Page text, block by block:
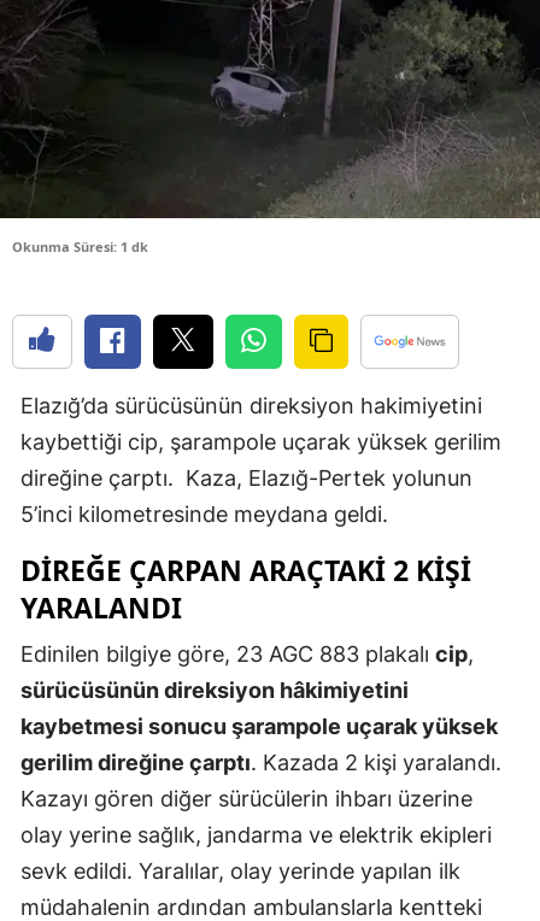
Çanakkale
Çankırı
Çorum
Denizli
Elazığ
Erzurum
Eskişehir
Giresun
Hatay
Isparta
Mersin
İstanbul
Okunma Süresi: 1 dk
Elazığ’da sürücüsünün direksiyon hakimiyetini
kaybettiği cip, şarampole uçarak yüksek gerilim
direğine çarptı. Kaza, Elazığ-Pertek yolunun
5’inci kilometresinde meydana geldi.
DİREĞE ÇARPAN ARAÇTAKİ 2 KİŞİ
YARALANDI
Edinilen bilgiye göre, 23 AGC 883 plakalı cip,
sürücüsünün direksiyon hâkimiyetini
kaybetmesi sonucu şarampole uçarak yüksek
gerilim direğine çarptı. Kazada 2 kişi yaralandı.
Kazayı gören diğer sürücülerin ihbarı üzerine
olay yerine sağlık, jandarma ve elektrik ekipleri
sevk edildi. Yaralılar, olay yerinde yapılan ilk
müdahalenin ardından ambulanslarla kentteki